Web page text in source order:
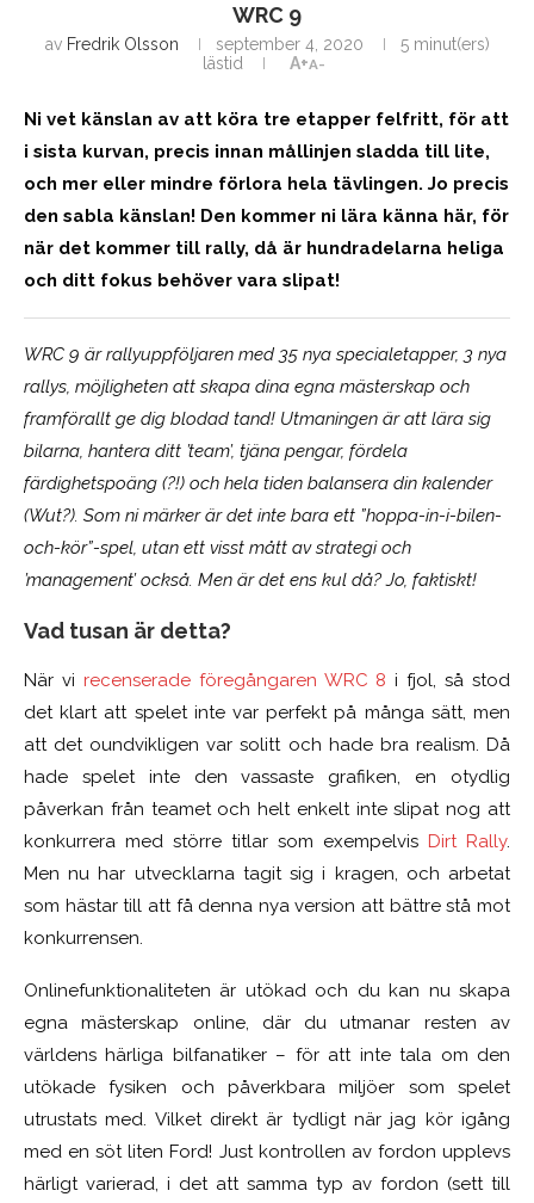
WRC 9
av Fredrik Olsson september 4, 2020
5 minut(ers)
lästid
A+A-
Ni vet känslan av att köra tre etapper felfritt, för att
i sista kurvan, precis innan mållinjen sladda till lite,
och mer eller mindre förlora hela tävlingen. Jo precis
den sabla känslan! Den kommer ni lära känna här, för
när det kommer till rally, då är hundradelarna heliga
och ditt fokus behöver vara slipat!
WRC 9 är rallyuppföljaren med 35 nya specialetapper, 3 nya
rallys, möjligheten att skapa dina egna mästerskap och
framförallt ge dig blodad tand! Utmaningen är att lära sig
bilarna, hantera ditt ’team’, tjäna pengar, fördela
färdighetspoäng (?!) och hela tiden balansera din kalender
(Wut?). Som ni märker är det inte bara ett ”hoppa-in-i-bilen-
och-kör”-spel, utan ett visst mått av strategi och
’management’ också. Men är det ens kul då? Jo, faktiskt!
Vad tusan är detta?
När vi recenserade föregångaren WRC 8 i fjol, så stod
det klart att spelet inte var perfekt på många sätt, men
att det oundvikligen var solitt och hade bra realism. Då
hade spelet inte den vassaste grafiken, en otydlig
påverkan från teamet och helt enkelt inte slipat nog att
konkurrera med större titlar som exempelvis Dirt Rally.
Men nu har utvecklarna tagit sig i kragen, och arbetat
som hästar till att få denna nya version att bättre stå mot
konkurrensen.
Onlinefunktionaliteten är utökad och du kan nu skapa
egna mästerskap online, där du utmanar resten av
världens härliga bilfanatiker – för att inte tala om den
utökade fysiken och påverkbara miljöer som spelet
utrustats med. Vilket direkt är tydligt när jag kör igång
med en söt liten Ford! Just kontrollen av fordon upplevs
härligt varierad, i det att samma typ av fordon (sett till